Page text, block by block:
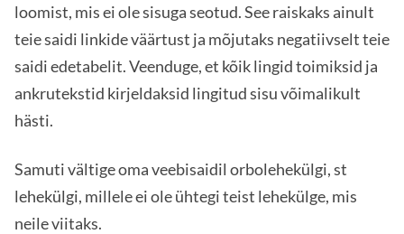
loomist, mis ei ole sisuga seotud. See raiskaks ainult
teie saidi linkide väärtust ja mõjutaks negatiivselt teie
saidi edetabelit. Veenduge, et kõik lingid toimiksid ja
ankrutekstid kirjeldaksid lingitud sisu võimalikult
hästi.
Samuti vältige oma veebisaidil orbolehekülgi, st
lehekülgi, millele ei ole ühtegi teist lehekülge, mis
neile viitaks.